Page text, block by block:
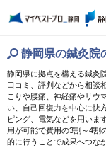
静岡県の鍼灸院
静岡県に拠点を構える鍼灸
口コミ、評判などから相談
こりや腰痛、神経痛やリウ
い、自己回復力を中心に快
ピング、電気などを用いま
用が可能で費用の3割～4割
的に行うことで成果へつな